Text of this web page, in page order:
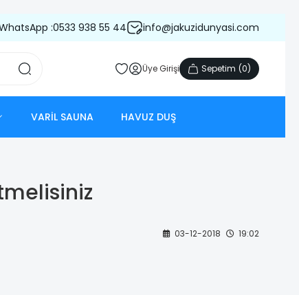
:0533 938 55 44 info@jakuzidunyasi.com
Üye Girişi Sepetim (0)
VARİL SAUNA HAVUZ DUŞ
03-12-2018 19:02